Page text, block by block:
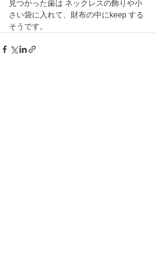
見つかった歯は ネックレスの飾りや小
さい袋に入れて、財布の中にkeep する
そうです。